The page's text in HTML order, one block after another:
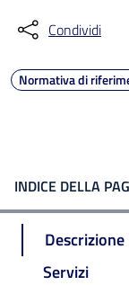
Condividi
Normativa di
INDICE DELLA
Descrizione
Servizi